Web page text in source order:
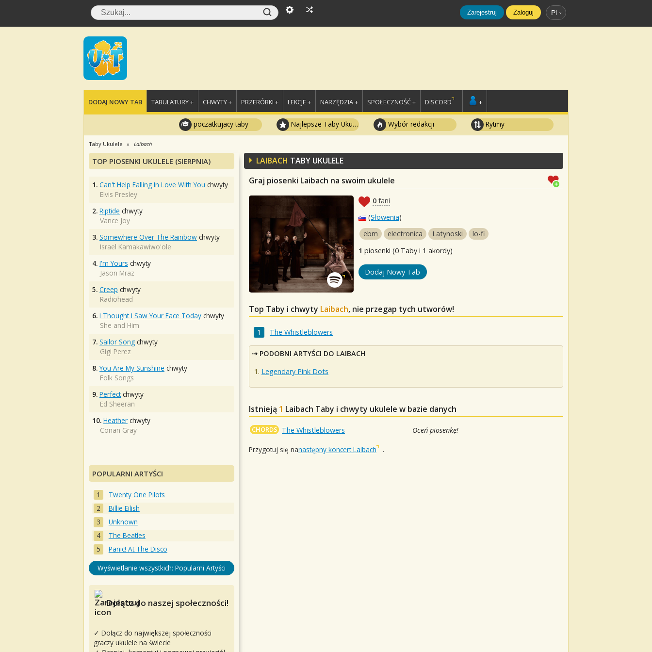
Zarejestruj Zaloguj Pl
DODAJ NOWY TAB TABULATURY + CHWYTY + PRZERÓBKI + LEKCJE + NARZĘDZIA + SPOŁECZNOŚĆ + DISCORD +
poczatkujacy taby Najlepsze Taby Ukulele Wybór redakcji Rytmy
Taby Ukulele Laibach
LAIBACH TABY UKULELE
Graj piosenki Laibach na swoim ukulele
0 fani
(Słowenia)
ebm
electronica Latynoski
lo-fi
1 piosenki (0 Taby i 1 akordy)
Dodaj Nowy Tab
Top Taby i chwyty Laibach, nie przegap tych utworów!
The Whistleblowers
PODOBNI ARTYŚCI DO LAIBACH
Legendary Pink Dots
Istnieją 1 Laibach Taby i chwyty ukulele w bazie danych
CHORDS The Whistleblowers Oceń piosenkę!
Przygotuj się nanastępny koncert Laibach .
TOP PIOSENKI UKULELE (SIERPNIA)
1. Can't Help Falling In Love With You chwyty
Elvis Presley
2. Riptide chwyty
Vance Joy
3. Somewhere Over The Rainbow chwyty
Israel Kamakawiwo'ole
4. I'm Yours chwyty
Jason Mraz
5. Creep chwyty
Radiohead
6. I Thought I Saw Your Face Today chwyty
She and Him
7. Sailor Song chwyty
Gigi Perez
8. You Are My Sunshine chwyty
Folk Songs
9. Perfectchwyty
Ed Sheeran
10. Heather chwyty
Conan Gray
POPULARNI ARTYŚCI
Twenty One Pilots
Billie Eilish
Unknown
The Beatles
Panic! At The Disco
Wyświetlanie wszystkich: Popularni Artyści
Dołącz do naszej społeczności!
✓ Dołącz do największej społeczności
graczy ukulele na świecie